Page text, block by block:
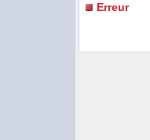
Erreur